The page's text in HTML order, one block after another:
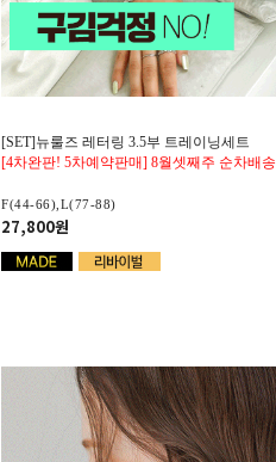
[SET]뉴룰즈 레터링 3.5부 트레이닝세트
[4차완판! 5차예약판매] 8월셋째주 순차배송
F(44-66),L(77-88)
27,800원